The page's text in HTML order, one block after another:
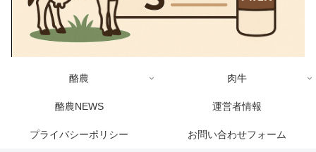
酪農 肉牛
酪農NEWS 運営者情報
プライバシーポリシー お問い合わせフォーム